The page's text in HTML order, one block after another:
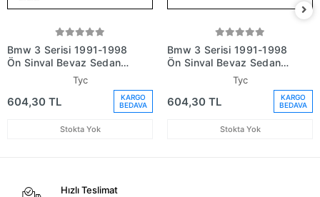
Bmw 3 Serisi 1991-1998
Ön Sinyal Beyaz Sedan
Sağ (Oem No:
82199403096)
Tyc
604,30 TL
KARGO
BEDAVA
Stokta Yok
Bmw 3 Serisi 1991-1998
Ön Sinyal Beyaz Sedan
82199403095)
Tyc
604,30 TL
KARGO
BEDAVA
Stokta Yok
Hızlı Teslimat